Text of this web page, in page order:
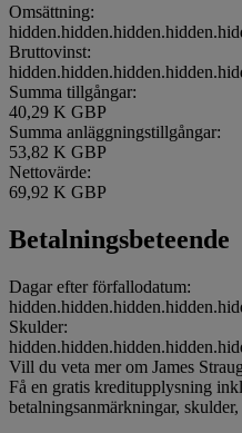
Omsättning:
Bruttovinst:
Summa tillgångar:
40,29 K GBP
Summa anläggningstillgångar:
53,82 K GBP
Nettovärde:
69,92 K GBP
Betalningsbeteende
Dagar efter förfallodatum:
Skulder:
Vill du veta mer om James
Få en gratis kreditupplysning
betalningsanmärkningar,